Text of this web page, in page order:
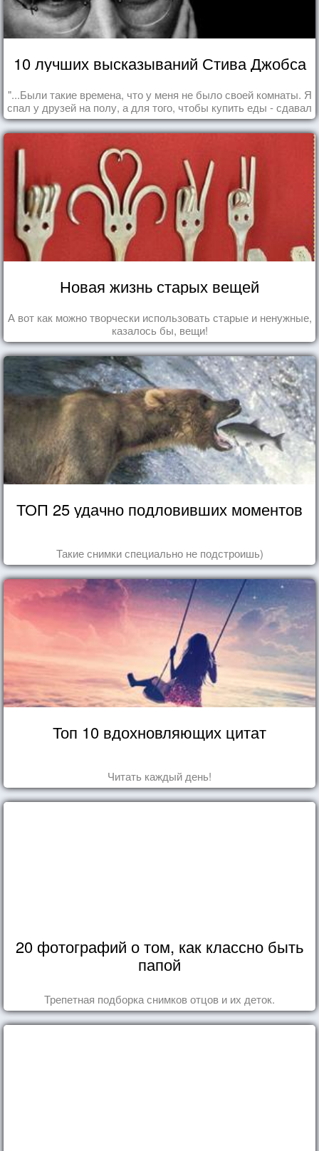
10 лучших высказываний Стива Джобса
"...Были такие времена, что у меня не было своей комнаты. Я
спал у друзей на полу, а для того, чтобы купить еды - сдавал
бутылки из под кока-колы"
Новая жизнь старых вещей
А вот как можно творчески использовать старые и ненужные,
казалось бы, вещи!
ТОП 25 удачно подловивших моментов
Такие снимки специально не подстроишь)
Топ 10 вдохновляющих цитат
Читать каждый день!
20 фотографий о том, как классно быть
папой
Трепетная подборка снимков отцов и их деток.